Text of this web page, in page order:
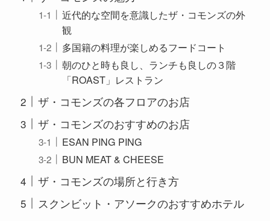
近代的な空間を意識したザ・コモンズの外
観
多国籍の料理が楽しめるフードコート
朝のひと時も良し、ランチも良しの３階
「ROAST」レストラン
ザ・コモンズの各フロアのお店
ザ・コモンズのおすすめのお店
ESAN PING PING
BUN MEAT & CHEESE
ザ・コモンズの場所と行き方
スクンビット・アソークのおすすめホテル